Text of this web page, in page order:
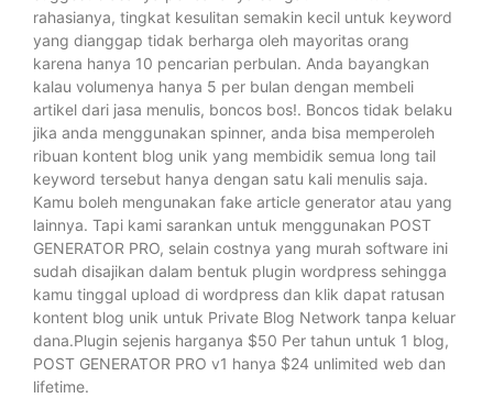
rahasianya, tingkat kesulitan semakin kecil untuk keyword
yang dianggap tidak berharga oleh mayoritas orang
karena hanya 10 pencarian perbulan. Anda bayangkan
kalau volumenya hanya 5 per bulan dengan membeli
artikel dari jasa menulis, boncos bos!. Boncos tidak belaku
jika anda menggunakan spinner, anda bisa memperoleh
ribuan kontent blog unik yang membidik semua long tail
keyword tersebut hanya dengan satu kali menulis saja.
Kamu boleh mengunakan fake article generator atau yang
lainnya. Tapi kami sarankan untuk menggunakan POST
GENERATOR PRO, selain costnya yang murah software ini
sudah disajikan dalam bentuk plugin wordpress sehingga
kamu tinggal upload di wordpress dan klik dapat ratusan
kontent blog unik untuk Private Blog Network tanpa keluar
dana.Plugin sejenis harganya $50 Per tahun untuk 1 blog,
POST GENERATOR PRO v1 hanya $24 unlimited web dan
lifetime.